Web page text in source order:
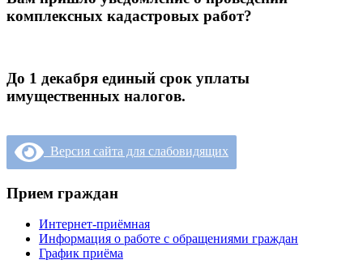
комплексных кадастровых работ?
До 1 декабря единый срок уплаты
имущественных налогов.
Версия сайта для слабовидящих
Прием граждан
Интернет-приёмная
Информация о работе с обращениями граждан
График приёма